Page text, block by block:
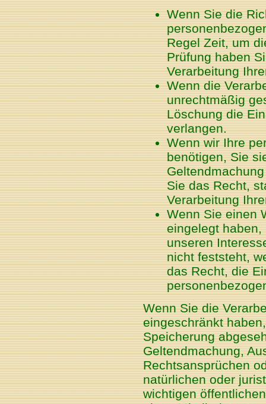
Wenn Sie die
Regel Zeit, um
Prüfung haben
Verarbeitung
Wenn die
unrechtmäßig
Löschung die
verlangen.
Wenn wir Ihre
benötigen, Sie
Sie das Recht,
Verarbeitung
Wenn Sie einen
eingelegt haben,
unseren
nicht feststeht,
das Recht, die
Wenn Sie die
eingeschränkt
Speicherung
Geltendmachung,
Rechtsansprüchen
natürlichen oder
wichtigen